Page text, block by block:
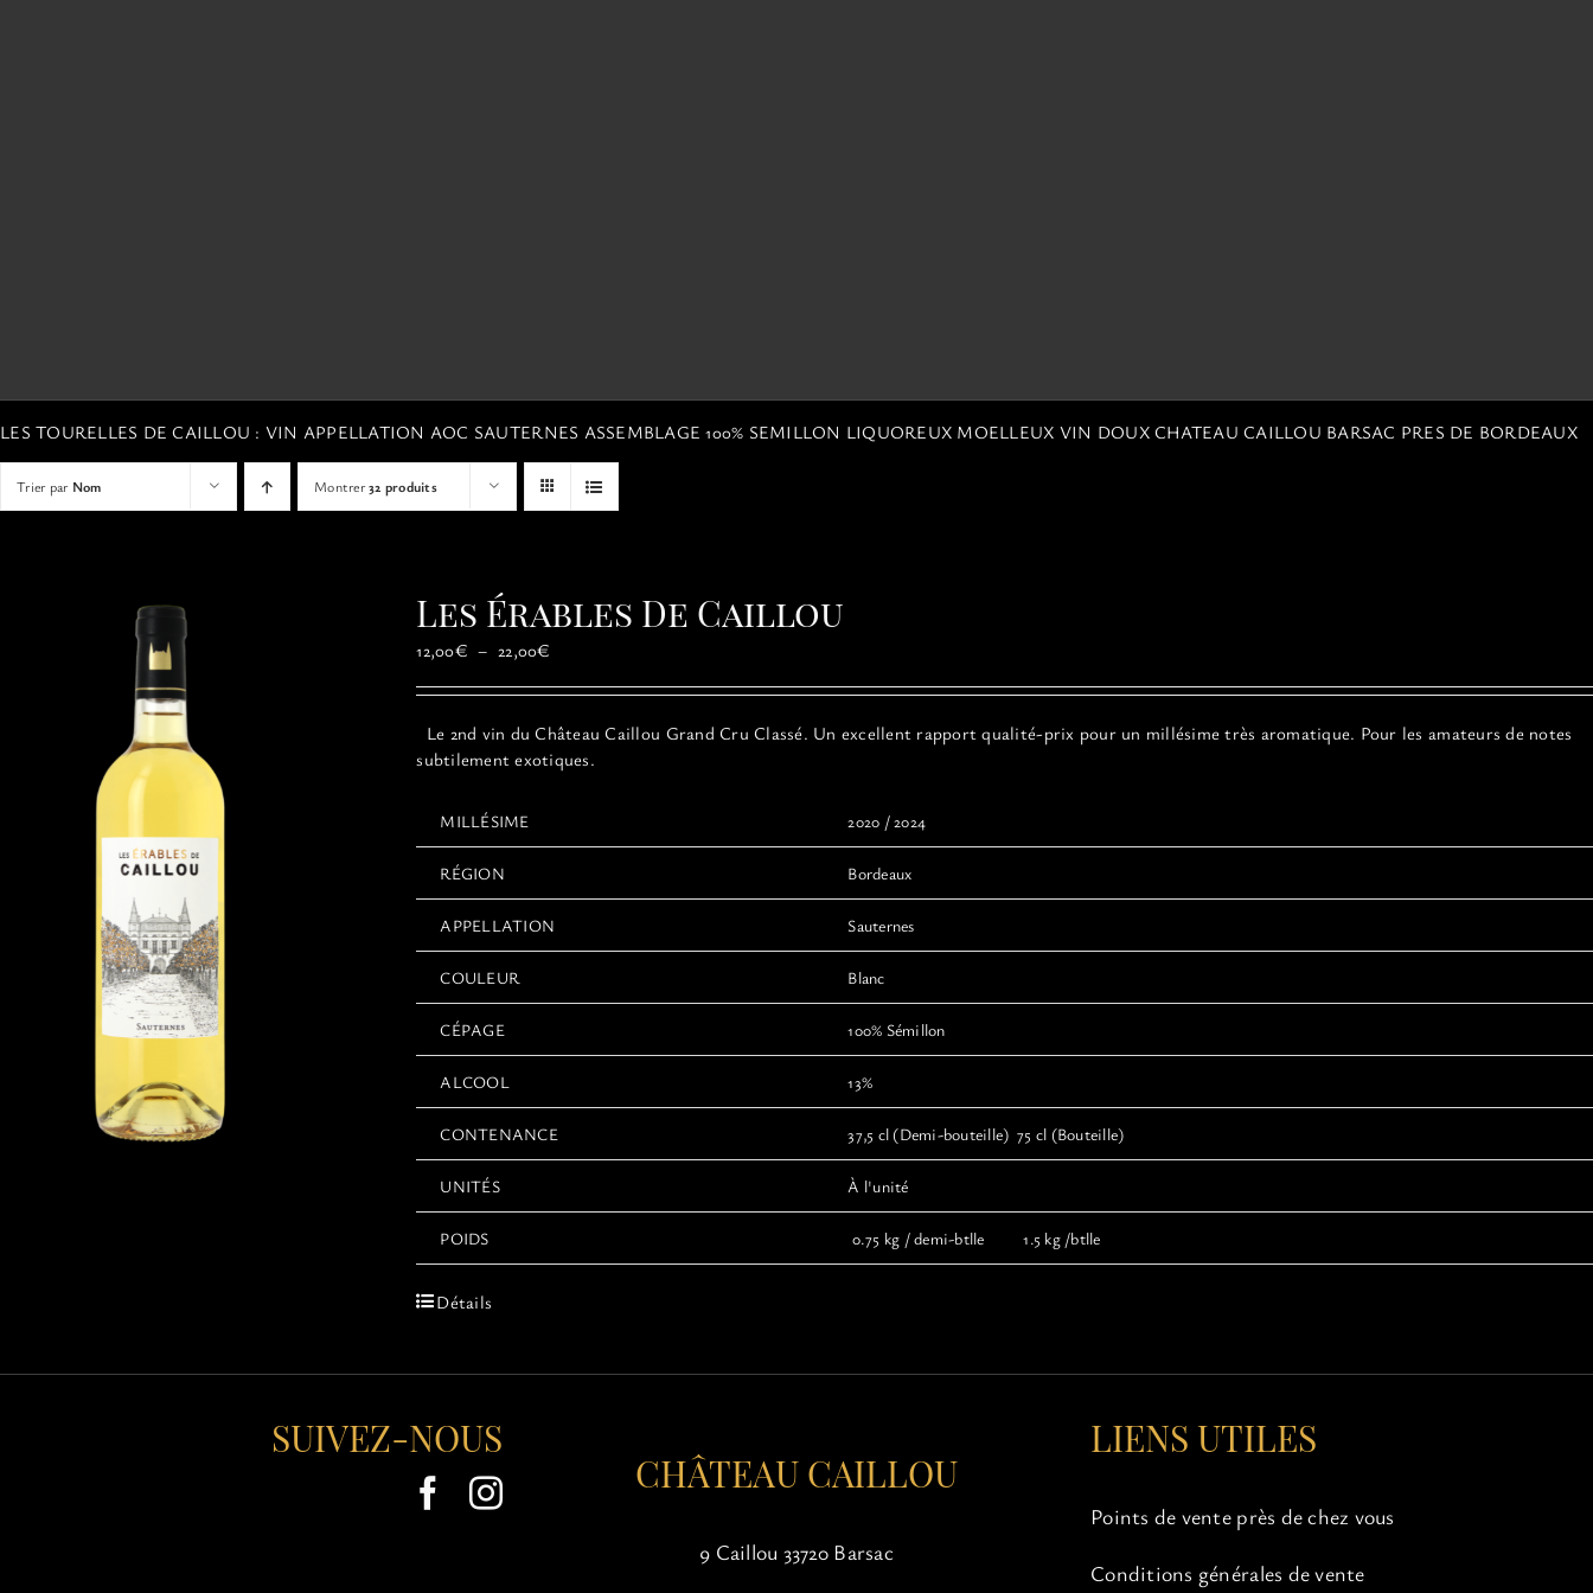
LES TOURELLES DE CAILLOU : VIN APPELLATION AOC SAUTERNES ASSEMBLAGE 100% SEMILLON LIQUOREUX MOELLEUX VIN DOUX CHATEAU CAILLOU BARSAC PRES DE BORDEAUX
Trier par Nom Montrer32 produits
Les Érables De Caillou
12,00€ – 22,00€
prix :
12,00€
à
22,00€
Le 2nd vin du Château Caillou Grand Cru Classé. Un excellent rapport qualité-prix pour un millésime très aromatique. Pour les amateurs de notes
subtilement exotiques.
MILLÉSIME 2020 / 2024
RÉGION Bordeaux
APPELLATION Sauternes
COULEUR Blanc
CÉPAGE 100% Sémillon
ALCOOL 13%
CONTENANCE 37,5 cl (Demi-bouteille) 75 cl (Bouteille)
UNITÉS À l'unité
POIDS 0.75 kg / demi-btlle 1.5 kg /btlle
Détails
SUIVEZ-NOUS
CHÂTEAU CAILLOU
9 Caillou 33720 Barsac
LIENS UTILES
Points de vente près de chez vous
Conditions générales de vente